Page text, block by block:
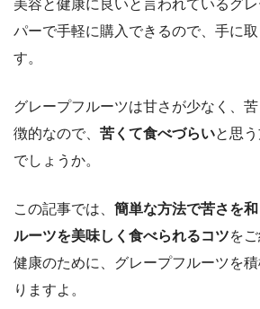
美容と健康に良いと言われているグ
パーで手軽に購入できるので、手に
す。
グレープフルーツは甘さが少なく、
徴的なので、 苦くて食べづらいと思
でしょうか。
この記事では、 簡単な方法で苦さを
ルーツを美味しく食べられるコツを
健康のために、グレープフルーツを
りますよ。